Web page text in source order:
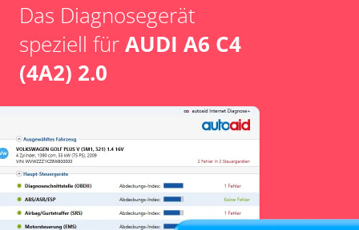
Das Diagnosegerät
speziell fürAUDI A6 C4
(4A2) 2.0